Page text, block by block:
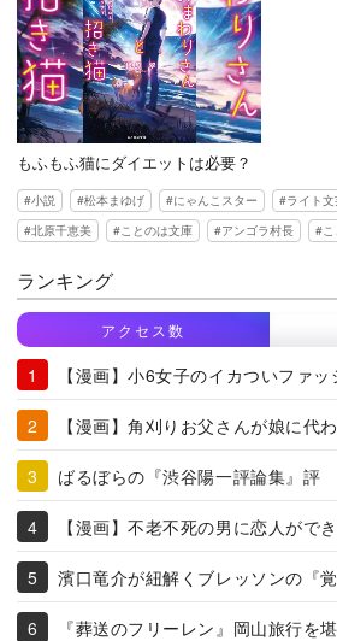
もふもふ猫にダイエットは必要？
小説 松本まゆげ にゃんこスター ライト
北原千恵美
ことのは文庫 アンゴラ村長
ランキング
アクセス数
【漫画】小6女子のイカついファッ
【漫画】角刈りお父さんが娘に代
ばるぼらの『渋谷陽一評論集』評
【漫画】不老不死の男に恋人がで
濱口竜介が紐解くブレッソンの『覚
『葬送のフリーレン』岡山旅行を